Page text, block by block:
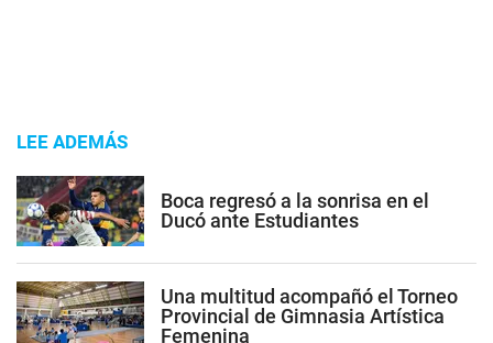
LEE ADEMÁS
Boca regresó a la sonrisa en el
Ducó ante Estudiantes
Una multitud acompañó el Torneo
Provincial de Gimnasia Artística
Femenina